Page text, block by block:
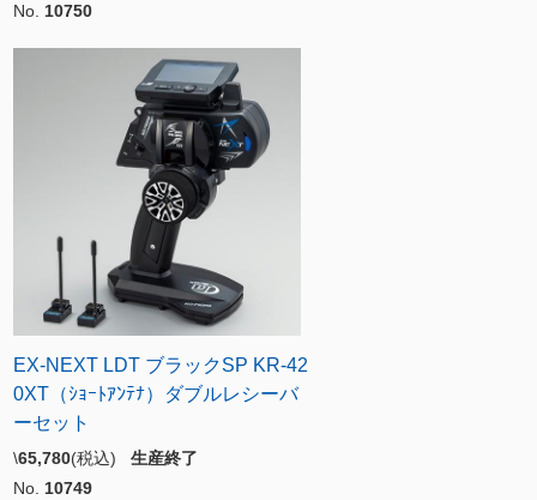
No. 10750
EX-NEXT LDT ブラックSP KR-42
0XT（ｼｮｰﾄｱﾝﾃﾅ）ダブルレシーバ
ーセット
\65,780(税込) 生産終了
No. 10749